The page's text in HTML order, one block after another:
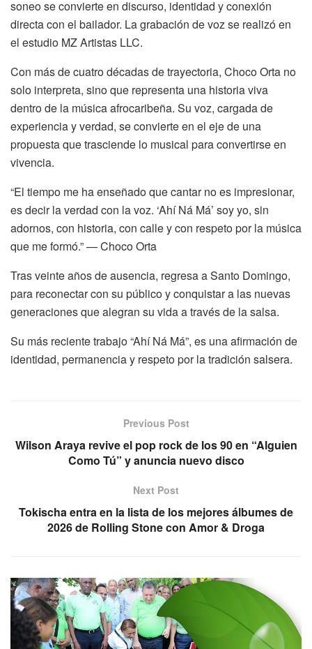
soneo se convierte en discurso, identidad y conexión
directa con el bailador. La grabación de voz se realizó en
el estudio MZ Artistas LLC.
Con más de cuatro décadas de trayectoria, Choco Orta no
solo interpreta, sino que representa una historia viva
dentro de la música afrocaribeña. Su voz, cargada de
experiencia y verdad, se convierte en el eje de una
propuesta que trasciende lo musical para convertirse en
vivencia.
“El tiempo me ha enseñado que cantar no es impresionar,
es decir la verdad con la voz. ‘Ahí Ná Má’ soy yo, sin
adornos, con historia, con calle y con respeto por la música
que me formó.” — Choco Orta
Tras veinte años de ausencia, regresa a Santo Domingo,
para reconectar con su público y conquistar a las nuevas
generaciones que alegran su vida a través de la salsa.
Su más reciente trabajo “Ahí Ná Má”, es una afirmación de
identidad, permanencia y respeto por la tradición salsera.
Previous Post
Wilson Araya revive el pop rock de los 90 en “Alguien
Como Tú” y anuncia nuevo disco
Next Post
Tokischa entra en la lista de los mejores álbumes de
2026 de Rolling Stone con Amor & Droga